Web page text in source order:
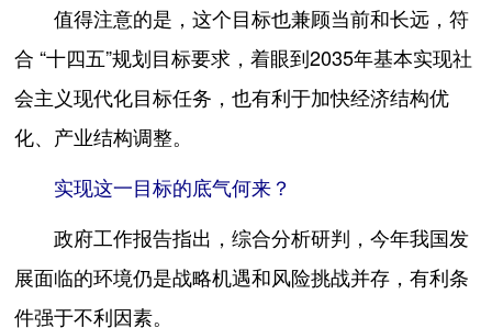
值得注意的是，这个目标也兼顾当前和长远，符
合 “十四五”规划目标要求，着眼到2035年基本实现社
会主义现代化目标任务，也有利于加快经济结构优
化、产业结构调整。
实现这一目标的底气何来？
政府工作报告指出，综合分析研判，今年我国发
展面临的环境仍是战略机遇和风险挑战并存，有利条
件强于不利因素。